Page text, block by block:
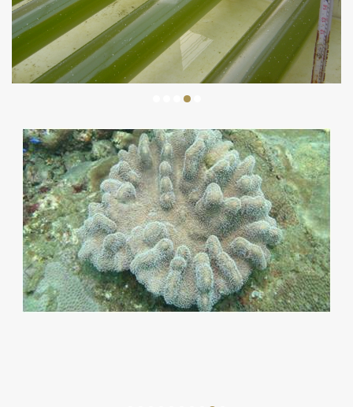
研究成果
國際合作
國際合作論文